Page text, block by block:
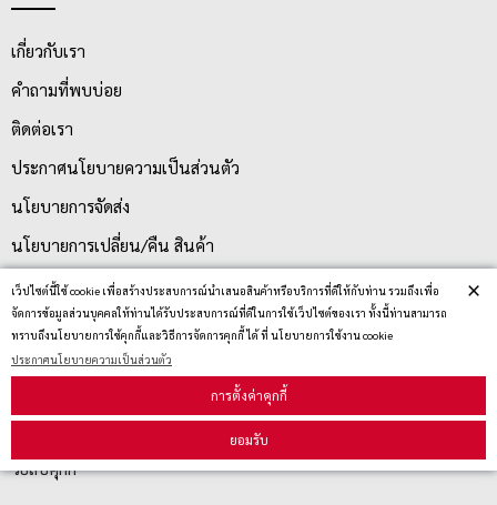
เว็ปไซต์นี้ใช้ cookie เพื่อสร้างประสบการณ์นำเสนอสินค้าหรือบริการที่ดีให้กับท่าน รวมถึงเพื่อ
จัดการข้อมูลส่วนบุคคลให้ท่านได้รับประสบการณ์ที่ดีในการใช้เว็ปไซต์ของเรา ทั้งนี้ท่านสามารถ
ทราบถึงนโยบายการใช้คุกกี้และวิธีการจัดการคุกกี้ ได้ ที่ นโยบายการใช้งาน cookie
ประกาศนโยบายความเป็นส่วนตัว
การตั้งค่าคุกกี้
ยอมรับ
×
เกี่ยวกับเรา
คำถามที่พบบ่อย
ติดต่อเรา
ประกาศนโยบายความเป็นส่วนตัว
นโยบายการจัดส่ง
นโยบายการเปลี่ยน/คืน สินค้า
บริการลูกค้า
วิธีลบคุกกี้